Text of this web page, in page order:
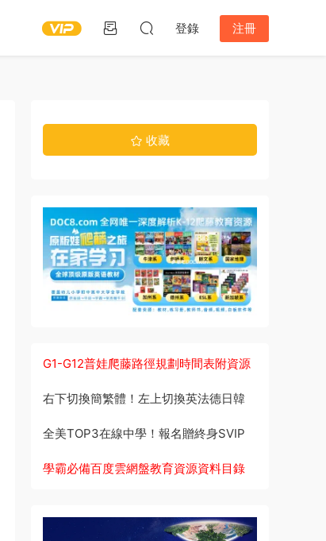
登錄 注冊
收藏
G1-G12普娃爬藤路徑規劃時間表附資源
右下切換簡繁體！左上切換英法德日韓
全美TOP3在線中學！報名贈終身SVIP
學霸必備百度雲網盤教育資源資料目錄